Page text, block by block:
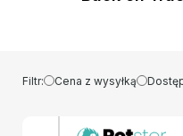
Filtr: Cena z wysyłką